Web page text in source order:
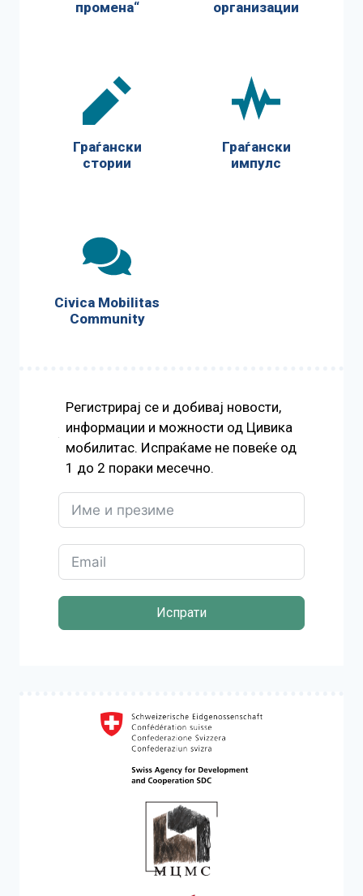
промена“
организации
Граѓански
стории
Граѓански
импулс
Civica Mobilitas
Community
Регистрирај се и добивај новости,
информации и можности од Цивика
мобилитас. Испраќаме не повеќе од
1 до 2 пораки месечно.
Испрати